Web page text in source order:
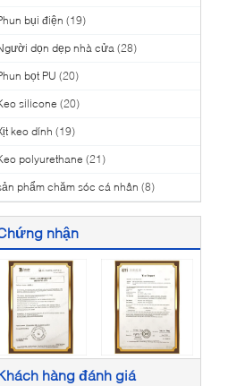
bụi điện (19)
dọn dẹp nhà cửa (28)
bọt PU (20)
silicone (20)
keo dính (19)
polyurethane (21)
phẩm chăm sóc cá nhân (8)
nhận
hàng đánh giá